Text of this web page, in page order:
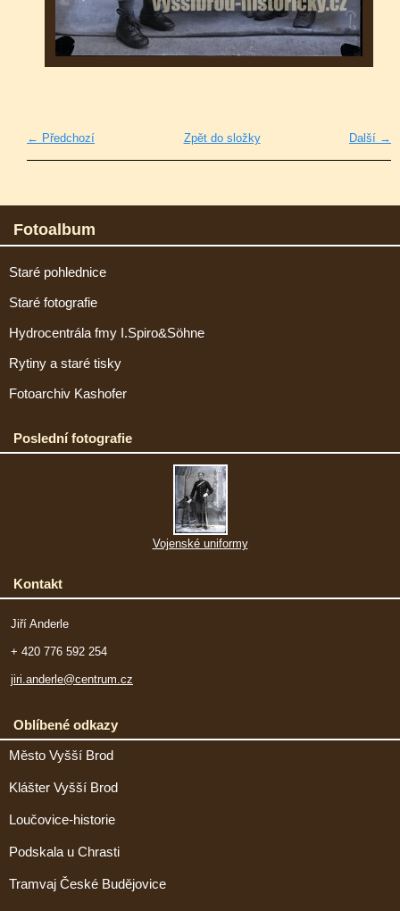
← Předchozí Další →
Zpět do složky
Fotoalbum
Staré pohlednice
Staré fotografie
Hydrocentrála fmy I.Spiro&Söhne
Rytiny a staré tisky
Fotoarchiv Kashofer
Poslední fotografie
Vojenské uniformy
Kontakt
Jiří Anderle
+ 420 776 592 254
jiri.anderle@centrum.cz
Oblíbené odkazy
Město Vyšší Brod
Klášter Vyšší Brod
Loučovice-historie
Podskala u Chrasti
Tramvaj České Budějovice